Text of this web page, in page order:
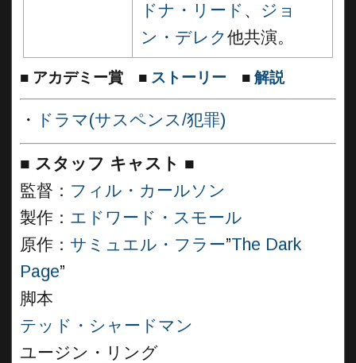
ドナ・リード 、 ジョ
ン・デレク他共演。
■ アカデミー賞 ■ ストーリー ■ 解説
・ ドラマ(サスペンス/犯罪)
■ スタッフ キャスト ■
監督： フィル・カールソン
製作： エドワード・スモール
原作： サミュエル・フラー”The Dark
Page”
脚本
テッド・シャードマン
ユージン・リング